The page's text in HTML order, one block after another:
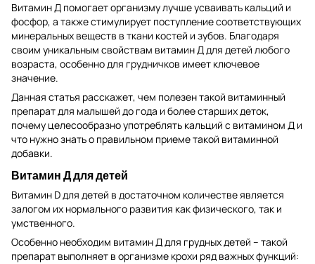
Витамин Д помогает организму лучше усваивать кальций и
фосфор, а также стимулирует поступление соответствующих
минеральных веществ в ткани костей и зубов. Благодаря
своим уникальным свойствам витамин Д для детей любого
возраста, особенно для грудничков имеет ключевое
значение.
Данная статья расскажет, чем полезен такой витаминный
препарат для малышей до года и более старших деток,
почему целесообразно употреблять кальций с витамином Д и
что нужно знать о правильном приеме такой витаминной
добавки.
Витамин Д для детей
Витамин D для детей в достаточном количестве является
залогом их нормального развития как физического, так и
умственного.
Особенно необходим витамин Д для грудных детей – такой
препарат выполняет в организме крохи ряд важных функций: